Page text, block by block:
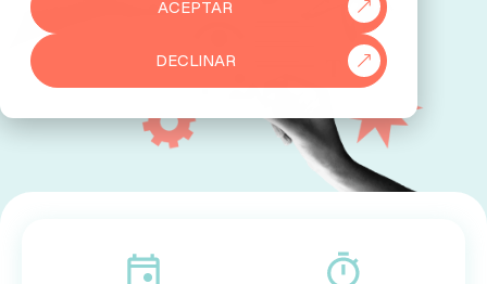
ACEPTAR
DECLINAR
PARTNERS
931 76 23 43